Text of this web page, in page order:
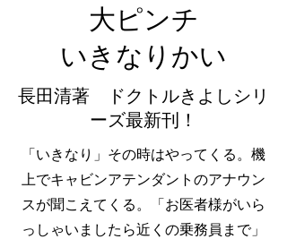
大ピンチ
​いきなりかい
長田清著 ドクトルきよしシリ
ーズ最新刊！
「いきなり」その時はやってくる。機
上でキャビンアテンダントのアナウン
スが聞こえてくる。「お医者様がいら
っしゃいましたら近くの乗務員まで」